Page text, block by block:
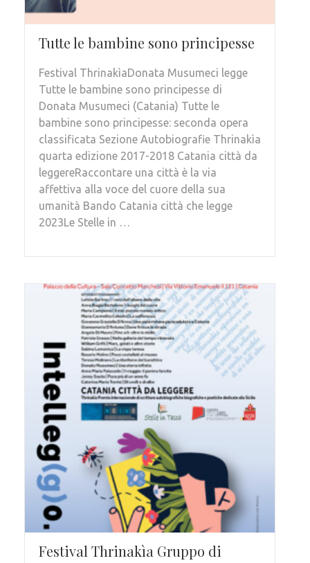
Tutte le bambine sono principesse
Festival ThrinakìaDonata Musumeci legge
Tutte le bambine sono principesse di
Donata Musumeci (Catania) Tutte le
bambine sono principesse: seconda opera
classificata Sezione Autobiografie Thrinakìa
quarta edizione 2017-2018 Catania città da
leggereRaccontare una città è la via
affettiva alla voce del cuore della sua
umanità Bando Catania città che legge
2023Le Stelle in …
Festival Thrinakìa Gruppo di